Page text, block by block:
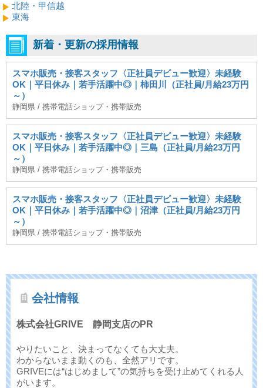
北陸・甲信越
東海
新着・更新の採用情報
スマホ販売・接客スタッフ〈正社員デビュー歓迎〉未経験
OK｜平日休み｜若手活躍中◎｜柿田川（正社員/月給23万円
～）
静岡県 / 携帯電話ショップ・携帯販売
スマホ販売・接客スタッフ〈正社員デビュー歓迎〉未経験
OK｜平日休み｜若手活躍中◎｜三島（正社員/月給23万円
～）
静岡県 / 携帯電話ショップ・携帯販売
スマホ販売・接客スタッフ〈正社員デビュー歓迎〉未経験
OK｜平日休み｜若手活躍中◎｜沼津（正社員/月給23万円
～）
静岡県 / 携帯電話ショップ・携帯販売
会社情報
株式会社GRIVE 静岡支店のPR
やりたいこと、決まってなくても大丈夫。
わからないまま動くのも、全然アリです。
GRIVEには“はじめまして”の気持ちを受け止めてくれる人
がいます。